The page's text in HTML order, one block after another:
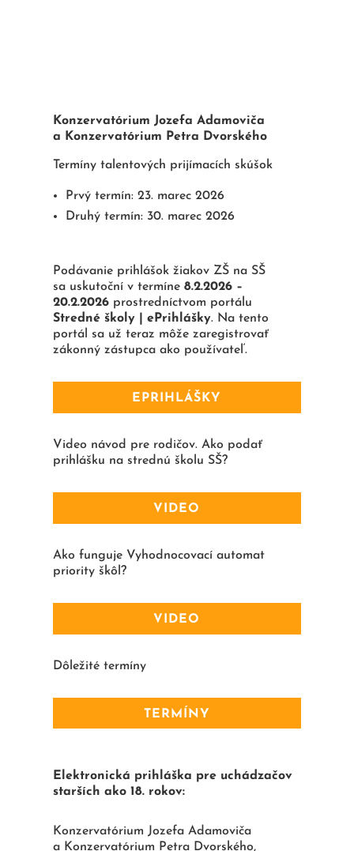
Konzervatórium Jozefa Adamoviča
a Konzervatórium Petra Dvorského ​​​​​​​
Termíny talentových prijímacích skúšok
Prvý termín: 23. marec 2026
Druhý termín: 30. marec 2026
Podávanie prihlášok žiakov ZŠ na SŠ
sa uskutoční v termíne 8.2.2026 –
20.2.2026 prostredníctvom portálu
Stredné školy | ePrihlášky. Na tento
portál sa už teraz môže zaregistrovať
zákonný zástupca ako používateľ.
EPRIHLÁŠKY
Video návod pre rodičov. Ako podať
prihlášku na strednú školu SŠ?
VIDEO
Ako funguje Vyhodnocovací automat
priority škôl?
VIDEO
Dôležité termíny
TERMÍNY
Elektronická prihláška pre uchádzačov
starších ako 18. rokov:
Konzervatórium Jozefa Adamoviča
a Konzervatórium Petra Dvorského,